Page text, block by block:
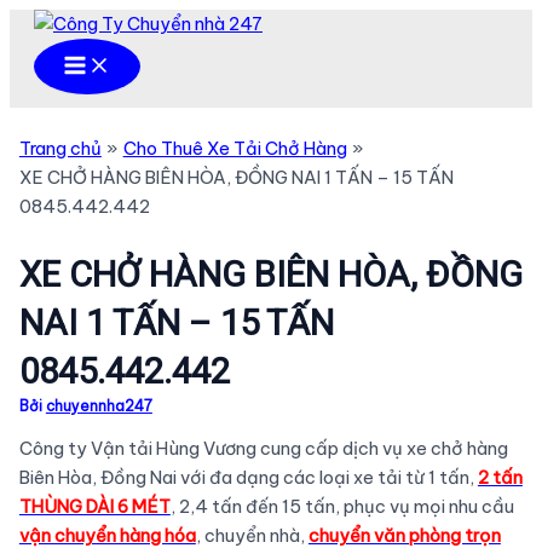
Nhảy
Main
Menu
Trang chủ
Cho Thuê Xe Tải Chở Hàng
XE CHỞ HÀNG BIÊN HÒA, ĐỒNG NAI 1 TẤN – 15 TẤN
0845.442.442
XE CHỞ HÀNG BIÊN HÒA, ĐỒNG
NAI 1 TẤN – 15 TẤN
0845.442.442
Bởi chuyennha247
Công ty Vận tải Hùng Vương cung cấp dịch vụ xe chở hàng
Biên Hòa, Đồng Nai với đa dạng các loại xe tải từ 1 tấn, 2 tấn
THÙNG DÀI 6 MÉT, 2,4 tấn đến 15 tấn, phục vụ mọi nhu cầu
vận chuyển hàng hóa, chuyển nhà, chuyển văn phòng trọn